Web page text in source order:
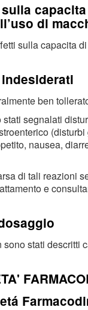
capacita
di
sulla capacita
ben
stati segnalati
(disturbi
nausea,
di tali reazioni
e
sono stati descritti